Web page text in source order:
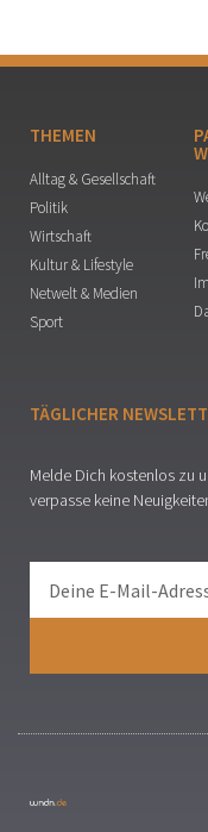
THEMEN
Alltag & Gesellschaft
Politik
Wirtschaft
Kultur & Lifestyle
Netwelt & Medien
Sport
TÄGLICHER
Melde Dich kostenlos zu
verpasse keine